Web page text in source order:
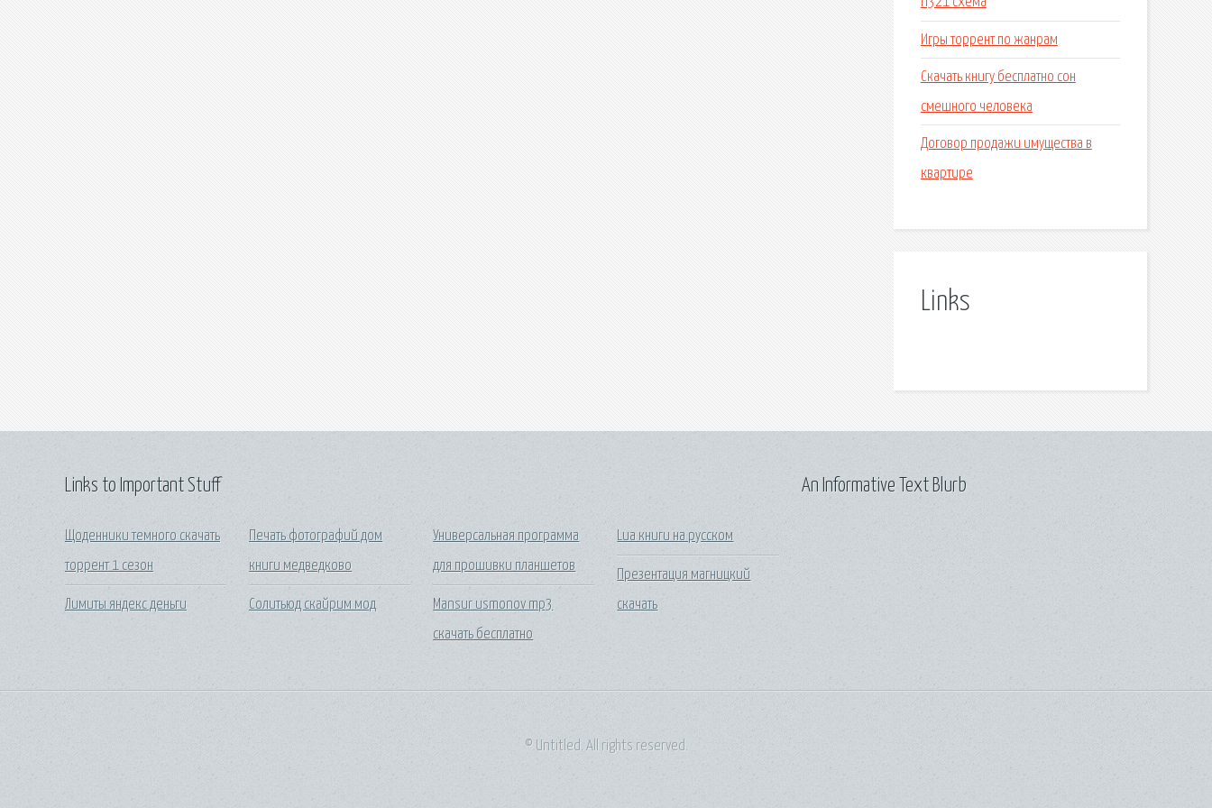
Игры торрент по жанрам
Скачать книгу бесплатно сон
смешного человека
Договор продажи имущества в
квартире
Links
Links to Important Stuff
Щоденники темного скачать
торрент 1 сезон
Лимиты яндекс деньги
Печать фотографий дом
книги медведково
Солитьюд скайрим мод
Универсальная программа
для прошивки планшетов
Mansur usmonov mp3
скачать бесплатно
Lua книги на русском
Презентация магницкий
скачать
An Informative Text Blurb
© Untitled. All rights reserved.